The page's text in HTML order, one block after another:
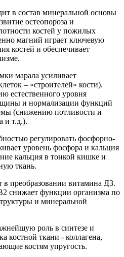
в состав минеральной основы
остеопороза и
костей у пожилых
магний играет ключевую
костей и обеспечивает
марала усиливает
– «строителей» кости).
естественного уровня
и нормализации функций
(снижению потливости и
и т.д.).
регулировать фосфорно-
уровень фосфора и кальция
кальция в тонкой кишке и
ткань.
преобразовании витамина Д3.
снижает функции организма по
и минеральной
роль в синтезе и
костной ткани - коллагена,
костям упругость.